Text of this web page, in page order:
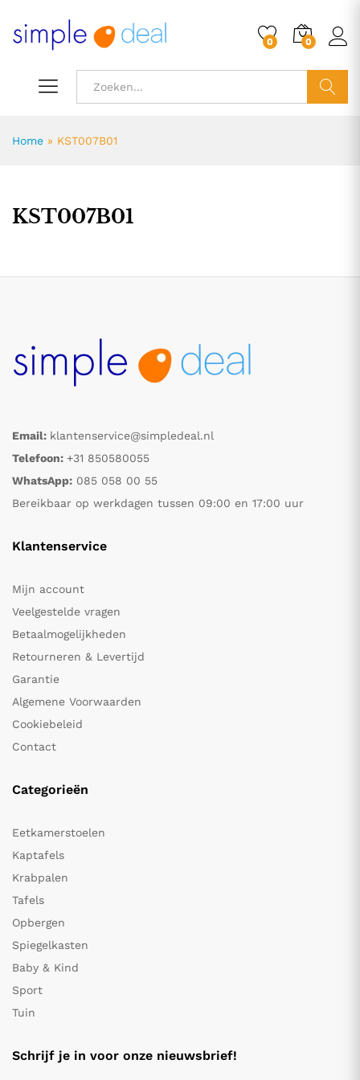
0 0
Home » KST007B01
KST007B01
Email: klantenservice@simpledeal.nl
Telefoon: +31 850580055
WhatsApp: 085 058 00 55
Bereikbaar op werkdagen tussen 09:00 en 17:00 uur
Klantenservice
Mijn account
Veelgestelde vragen
Betaalmogelijkheden
Retourneren & Levertijd
Garantie
Algemene Voorwaarden
Cookiebeleid
Contact
Categorieën
Eetkamerstoelen
Kaptafels
Krabpalen
Tafels
Opbergen
Spiegelkasten
Baby & Kind
Sport
Tuin
Schrijf je in voor onze nieuwsbrief!